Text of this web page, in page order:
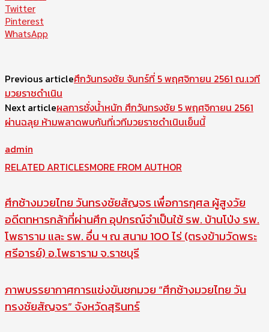
Twitter
Pinterest
WhatsApp
Previous articleศึกวันทรงชัย จันทร์ที่ 5 พฤศจิกายน 2561 ณ.เวที
มวยราชดำเนิน
Next articleผลการชั่งน้ำหนัก ศึกวันทรงชัย 5 พฤศจิกายน 2561
ผ่านฉลุย ห้ามพลาดพบกันที่เวทีมวยราชดำเนินเย็นนี้
admin
RELATED ARTICLESMORE FROM AUTHOR
ศึกช้างมวยไทย วันทรงชัยสัญจร เพื่อการกุศล ผู้สูงวัย
อดีตทหารกล้าที่ผ่านศึก อุปกรณ์จำเป็นใช้ รพ. บ้านโป่ง รพ.
โพธาราม และ รพ. อื่น ฯ ณ สนาม 100 ไร่ (ตรงข้ามวัดพระ
ศรีอารย์) อ.โพธาราม จ.ราชบุรี
ภาพบรรยากาศการแข่งขันชกมวย “ศึกช้างมวยไทย วัน
ทรงชัยสัญจร” จังหวัดสุรินทร์